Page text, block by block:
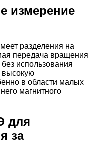
измерение
разделения на
передача вращения
использования
высокую
в области малых
магнитного
для
за